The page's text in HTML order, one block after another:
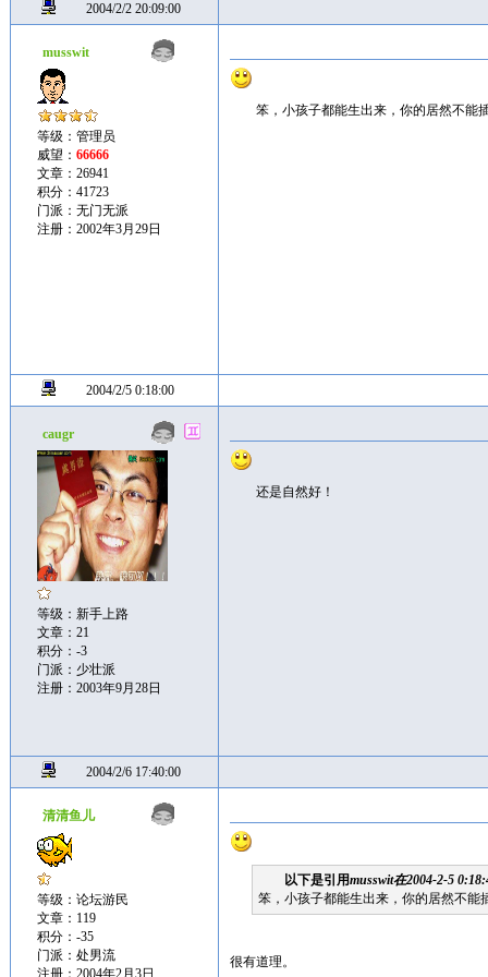
2004/2/2 20:09:00
musswit
等级：管理员
威望： 66666
文章：26941
积分：41723
门派：无门无派
注册：2002年3月29日
笨，小孩子都能生出来，你的居然不能
2004/2/5 0:18:00
caugr
等级：新手上路
文章：21
积分：-3
门派：少壮派
注册：2003年9月28日
还是自然好！
2004/2/6 17:40:00
清清鱼儿
等级：论坛游民
文章：119
积分：-35
门派：处男流
注册：2004年2月3日
以下是引用musswit在2004-2-5
笨，小孩子都能生出来，你的居然不能
很有道理。